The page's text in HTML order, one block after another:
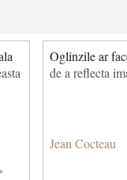
Oglinzile ar
de a reflecta
Jean Cocteau